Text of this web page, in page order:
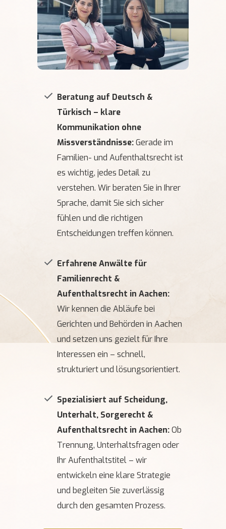
Beratung auf Deutsch &
Türkisch – klare
Kommunikation ohne
Missverständnisse:Gerade im
Familien- und Aufenthaltsrecht ist
es wichtig, jedes Detail zu
verstehen. Wir beraten Sie in Ihrer
Sprache, damit Sie sich sicher
fühlen und die richtigen
Entscheidungen treffen können.
Erfahrene Anwälte für
Familienrecht &
Aufenthaltsrecht in Aachen:
Wir kennen die Abläufe bei
Gerichten und Behörden in Aachen
und setzen uns gezielt für Ihre
Interessen ein – schnell,
strukturiert und lösungsorientiert.
Spezialisiert auf Scheidung,
Unterhalt, Sorgerecht &
Aufenthaltsrecht in Aachen:Ob
Trennung, Unterhaltsfragen oder
Ihr Aufenthaltstitel – wir
entwickeln eine klare Strategie
und begleiten Sie zuverlässig
durch den gesamten Prozess.